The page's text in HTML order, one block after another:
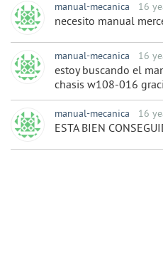
manual-mecanica 16
necesito manual
manual-mecanica 16
estoy buscando el
chasis w108-016
manual-mecanica 16
ESTA BIEN